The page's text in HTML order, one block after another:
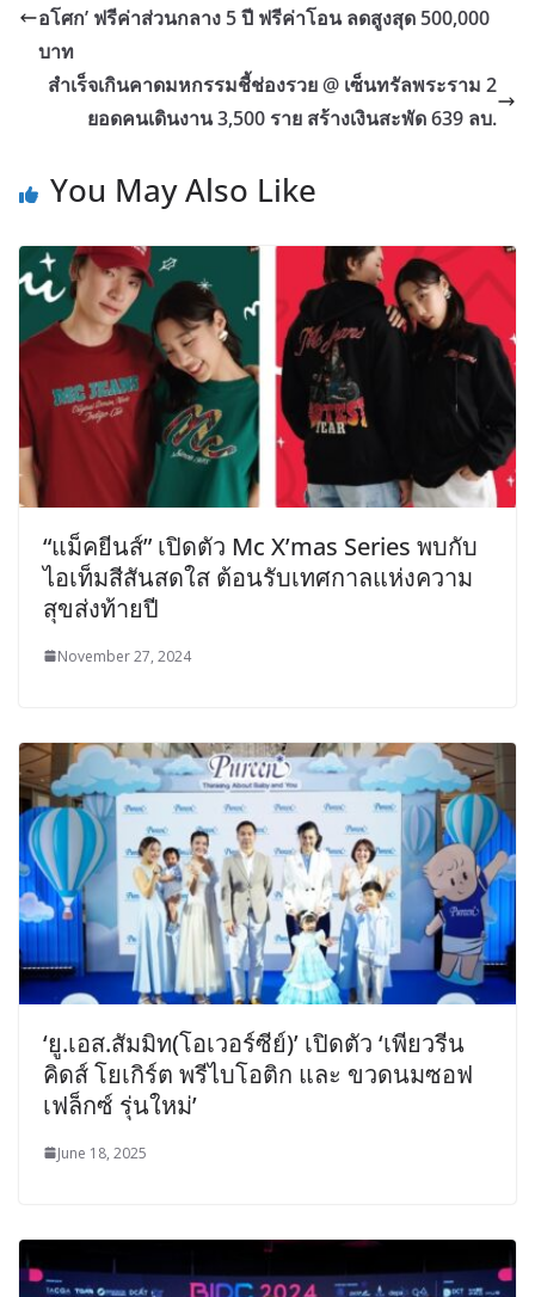
อโศก’ ฟรีค่าส่วนกลาง 5 ปี ฟรีค่าโอน ลดสูงสุด 500,000
บาท
สำเร็จเกินคาดมหกรรมชี้ช่องรวย @ เซ็นทรัลพระราม 2
ยอดคนเดินงาน 3,500 ราย สร้างเงินสะพัด 639 ลบ.
You May Also Like
“แม็คยีนส์” เปิดตัว Mc X’mas Series พบกับ
ไอเท็มสีสันสดใส ต้อนรับเทศกาลแห่งความ
สุขส่งท้ายปี
November 27, 2024
‘ยู.เอส.สัมมิท(โอเวอร์ซีย์)’ เปิดตัว ‘เพียวรีน
คิดส์ โยเกิร์ต พรีไบโอติก และ ขวดนมซอฟ
เฟล็กซ์ รุ่นใหม่’
June 18, 2025